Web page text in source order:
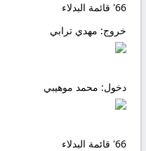
66' قائمة البدلاء
خروج: مهدي ترابي
دخول: محمد موهيبي
66' قائمة البدلاء